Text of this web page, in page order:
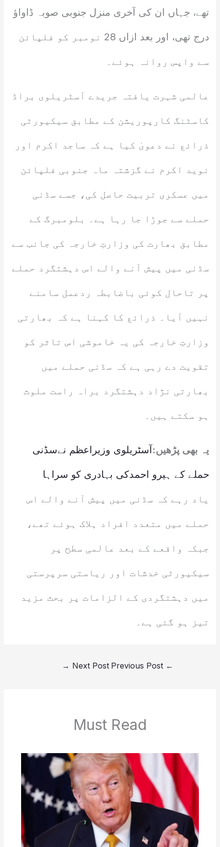
تھے، جہاں ان کی آخری منزل جنوبی صوبہ ڈاواؤ
درج تھی، اور بعد ازاں 28 نومبر کو فلپائن
سے واپس روانہ ہوئے۔
عالمی شہرت یافتہ جریدے آسٹریلوی براڈ
کاسٹنگ کارپوریشن کے مطابق سیکیورٹی
ذرائع نے دعویٰ کیا ہے کہ ساجد اکرم اور
نوید اکرم نے گزشتہ ماہ جنوبی فلپائن
میں عسکری تربیت حاصل کی، جسے سڈنی
حملے سے جوڑا جا رہا ہے۔ بلومبرگ کے
مطابق بھارت کی وزارتِ خارجہ کی جانب سے
سڈنی میں پیش آنے والے اس دہشتگرد حملے
پر تاحال کوئی باضابطہ ردعمل سامنے
نہیں آیا۔ ذرائع کا کہنا ہے کہ بھارتی
وزارتِ خارجہ کی یہ خاموشی اس تاثر کو
تقویت دے رہی ہے کہ سڈنی حملے میں
بھارتی نژاد دہشتگرد براہ راست ملوث
ہو سکتے ہیں۔
یہ بھی پڑھیں:آسٹریلوی وزیراعظم نےسڈنی
حملے کے ہیرو احمدکی بہادری کو سراہا
یاد رہے کہ سڈنی میں پیش آنے والے اس
حملے میں متعدد افراد ہلاک ہوئے تھے،
جبکہ واقعے کے بعد عالمی سطح پر
سیکیورٹی خدشات اور ریاستی سرپرستی
میں دہشتگردی کے الزامات پر بحث مزید
تیز ہو گئی ہے۔
←
Next Post
→
Must Read